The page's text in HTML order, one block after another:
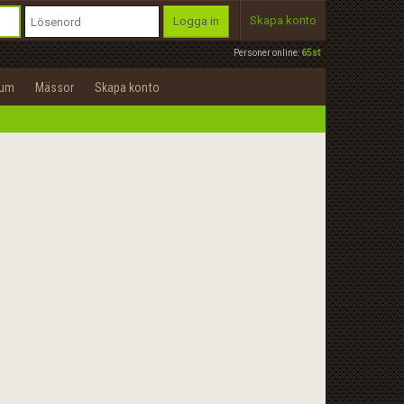
Personer online:65st
Logga in Skapa konto
Mässor Skapa konto